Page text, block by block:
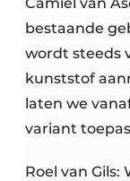
bestaande
wordt steeds
kunststof
laten we
variant
Roel van